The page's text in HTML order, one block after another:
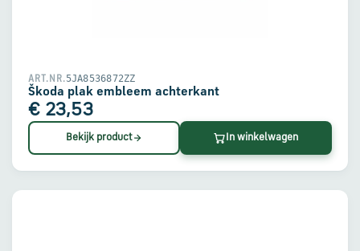
ART.NR.5JA8536872ZZ
Škoda plak embleem achterkant
€ 23,53
Bekijk product In winkelwagen